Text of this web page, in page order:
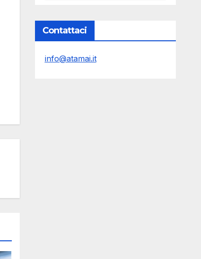
Contattaci
info@atamai.it